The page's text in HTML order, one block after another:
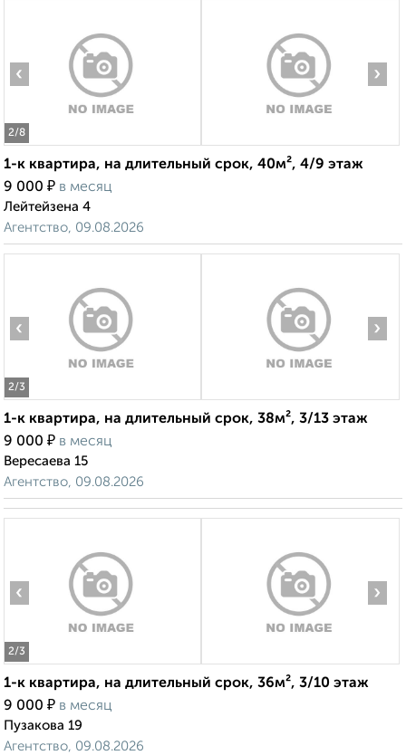
2/8
‹ ›
1-к квартира, на длительный срок, 40м², 4/9 этаж
9 000 ₽ в месяц
Лейтейзена 4
Агентство, 09.08.2026
2/3
‹ ›
1-к квартира, на длительный срок, 38м², 3/13 этаж
9 000 ₽ в месяц
Вересаева 15
Агентство, 09.08.2026
2/3
‹ ›
1-к квартира, на длительный срок, 36м², 3/10 этаж
9 000 ₽ в месяц
Пузакова 19
Агентство, 09.08.2026